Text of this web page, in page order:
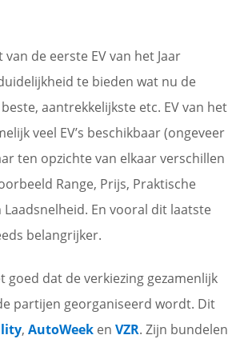
de eerste EV van het Jaar
te bieden wat nu de
aantrekkelijkste etc. EV van het
veel EV’s beschikbaar (ongeveer
ten opzichte van elkaar verschillen
Range, Prijs, Praktische
En vooral dit laatste
belangrijker.
goed dat de verkiezing gezamenlijk
partijen georganiseerd wordt. Dit
, AutoWeek en VZR. Zijn bundelen